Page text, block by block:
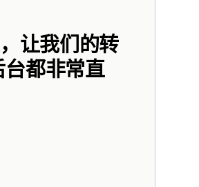
让我们的转
都非常直